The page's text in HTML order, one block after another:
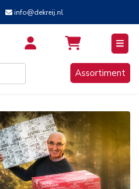
info@dekreij.nl
Inloggen / Aanmelden
Assortiment